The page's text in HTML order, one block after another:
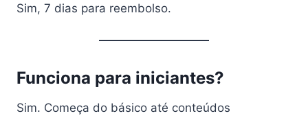
Sim, 7 dias para reembolso.
Funciona para iniciantes?
Sim. Começa do básico até conteúdos